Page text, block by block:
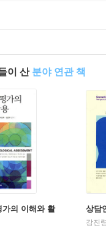
이 산 분야 연관 책
가의 이해와 활
상담
강진